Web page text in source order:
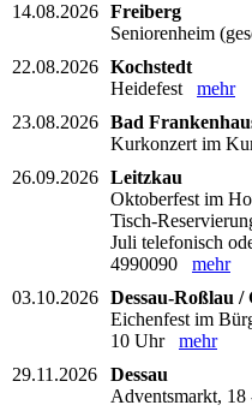
14.08.2026 Freiberg
Seniorenheim
22.08.2026 Kochstedt
Heidefest mehr
23.08.2026 Bad
Kurkonzert im
26.09.2026 Leitzkau
Oktoberfest im
Tisch-
Juli telefonisch
4990090 mehr
03.10.2026 Dessau-Roßlau /
Eichenfest im
10 Uhr mehr
29.11.2026
Dessau
Adventsmarkt,